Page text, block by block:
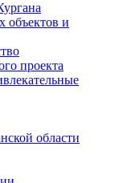
объектов и
проекта
области